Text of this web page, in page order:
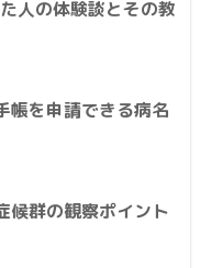
人の体験談とその教
帳を申請できる病名
候群の観察ポイント